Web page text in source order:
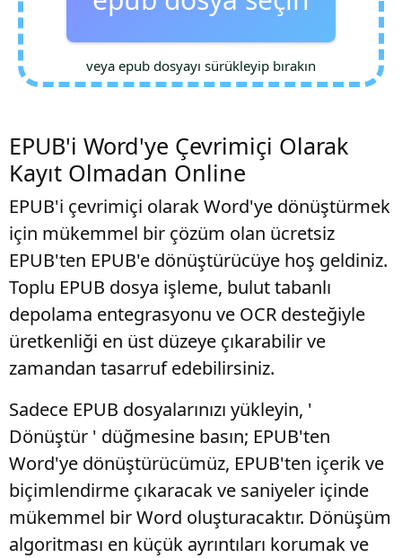
veya epub dosyayı sürükleyip bırakın
EPUB'i Word'ye Çevrimiçi Olarak
Kayıt Olmadan Online
EPUB'i çevrimiçi olarak Word'ye dönüştürmek
için mükemmel bir çözüm olan ücretsiz
EPUB'ten EPUB'e dönüştürücüye hoş geldiniz.
Toplu EPUB dosya işleme, bulut tabanlı
depolama entegrasyonu ve OCR desteğiyle
üretkenliği en üst düzeye çıkarabilir ve
zamandan tasarruf edebilirsiniz.
Sadece EPUB dosyalarınızı yükleyin, '
Dönüştür ' düğmesine basın; EPUB'ten
Word'ye dönüştürücümüz, EPUB'ten içerik ve
biçimlendirme çıkaracak ve saniyeler içinde
mükemmel bir Word oluşturacaktır. Dönüşüm
algoritması en küçük ayrıntıları korumak ve